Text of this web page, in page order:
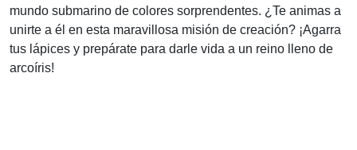
mundo submarino de colores sorprendentes. ¿Te animas a
unirte a él en esta maravillosa misión de creación? ¡Agarra
tus lápices y prepárate para darle vida a un reino lleno de
arcoíris!